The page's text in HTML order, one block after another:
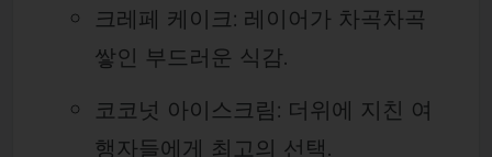
크레페 케이크: 레이어가 차곡차곡
쌓인 부드러운 식감.
코코넛 아이스크림: 더위에 지친 여
행자들에게 최고의 선택.